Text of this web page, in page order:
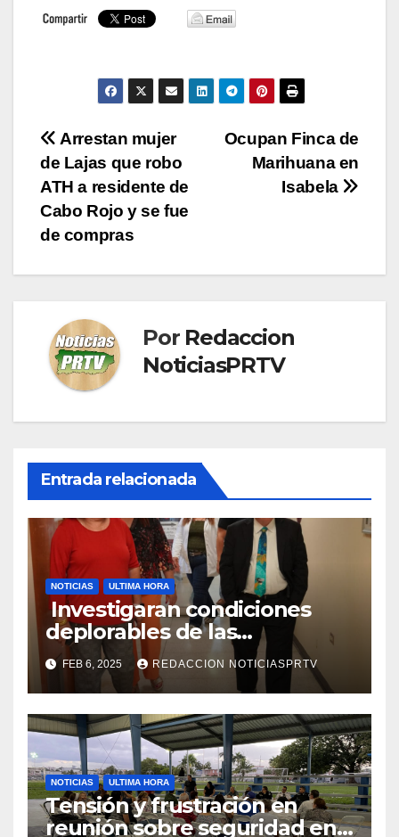
Navegación
de
entradas
Ocupan Finca de
Marihuana en
Isabela
Arrestan mujer
de Lajas que robo
ATH a residente de
Cabo Rojo y se fue
de compras
Por Redaccion
NoticiasPRTV
Entrada relacionada
NOTICIAS ULTIMA HORA
Investigaran condiciones
deplorables de las
facilidades el Departamento
de la Salud en Mayagüez
FEB 6, 2025 REDACCION NOTICIASPRTV
NOTICIAS ULTIMA HORA
Tensión y frustración en
reunión sobre seguridad en